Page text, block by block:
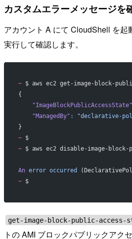
カスタムエラーメッセージを
アカウント A にて CloudShell を起
実行して確認します。
~ $ aws ec2 get-image-block-
{
    "ImageBlockPublicAccessState"
    "ManagedBy"
:
"declarative-
}
~ $
~ $ aws ec2 disable-image-block-
An error occurred
~ $
get-image-block-public-access-
トの AMI ブロックパブリックアク